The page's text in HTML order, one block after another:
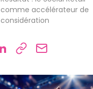
comme accélérateur de
considération